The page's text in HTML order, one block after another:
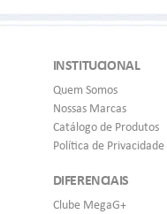
INSTITUCIONAL
Quem Somos
Nossas Marcas
Catálogo de Produtos
Política de Privacidade
DIFERENCIAIS
Clube MegaG+